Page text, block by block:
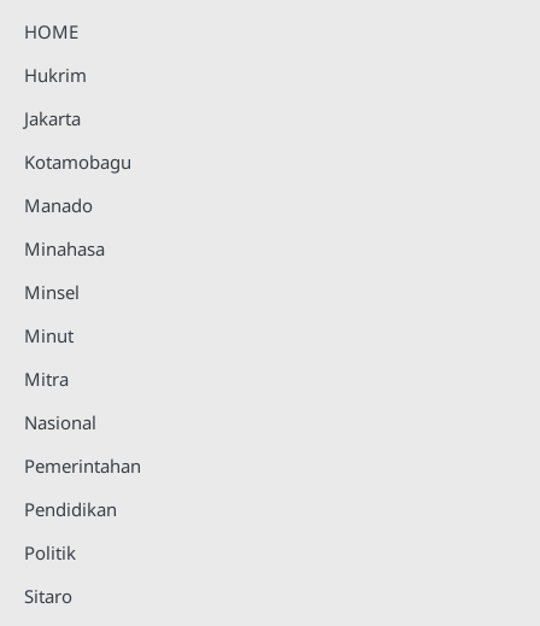
HOME
Hukrim
Jakarta
Kotamobagu
Manado
Minahasa
Minsel
Minut
Mitra
Nasional
Pemerintahan
Pendidikan
Politik
Sitaro